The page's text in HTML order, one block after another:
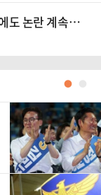
도 논란 계속…
●